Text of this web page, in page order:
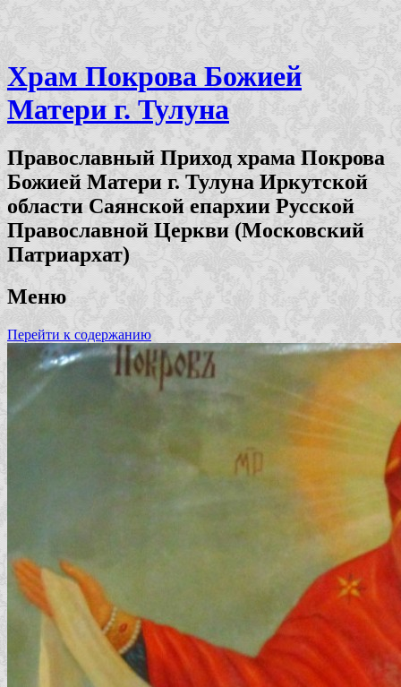
Храм Покрова Божией
Матери г. Тулуна
Православный Приход храма Покрова
Божией Матери г. Тулуна Иркутской
области Саянской епархии Русской
Православной Церкви (Московский
Патриархат)
Меню
Перейти к содержанию